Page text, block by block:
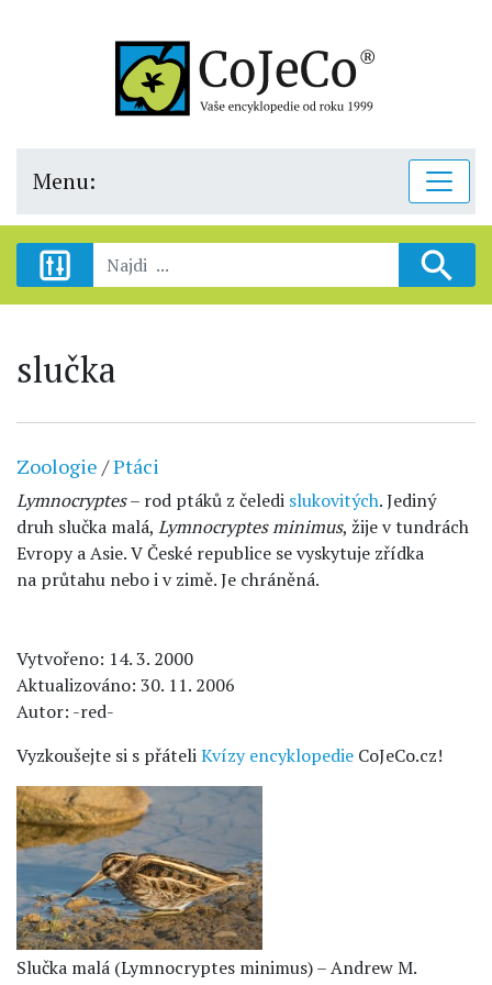
Menu:
slučka
Zoologie /Ptáci
Lymnocryptes– rod ptáků z čeledi slukovitých. Jediný
druh slučka malá, Lymnocryptes minimus, žije v tundrách
Evropy a Asie. V České republice se vyskytuje zřídka
na průtahu nebo i v zimě. Je chráněná.
Vytvořeno: 14. 3. 2000
Aktualizováno: 30. 11. 2006
Autor: -red-
Vyzkoušejte si s přáteliKvízy encyklopedie CoJeCo.cz!
Slučka malá (Lymnocryptes minimus) – Andrew M.